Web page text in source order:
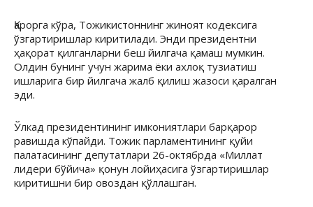
Қарорга кўра, Тожикистоннинг жиноят кодексига
ўзгартиришлар киритилади. Энди президентни
ҳақорат қилганларни беш йилгача қамаш мумкин.
Олдин бунинг учун жарима ёки ахлоқ тузиатиш
ишларига бир йилгача жалб қилиш жазоси қаралган
эди.
Ўлкад президентининг имкониятлари барқарор
равишда кўпайди. Тожик парламентининг қуйи
палатасининг депутатлари 26-октябрда «Миллат
лидери бўйича» қонун лойиҳасига ўзгартиришлар
киритишни бир овоздан қўллашган.